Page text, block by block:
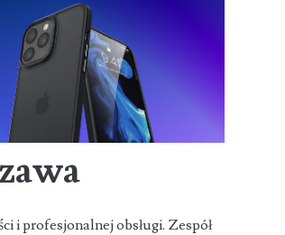
i profesjonalnej obsługi. Zespół